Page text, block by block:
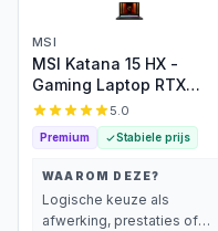
MSI
MSI Katana 15 HX -
Gaming Laptop RTX
5050, 144Hz
5.0
Premium Stabiele prijs
WAAROM DEZE?
Logische keuze als
afwerking, prestaties of